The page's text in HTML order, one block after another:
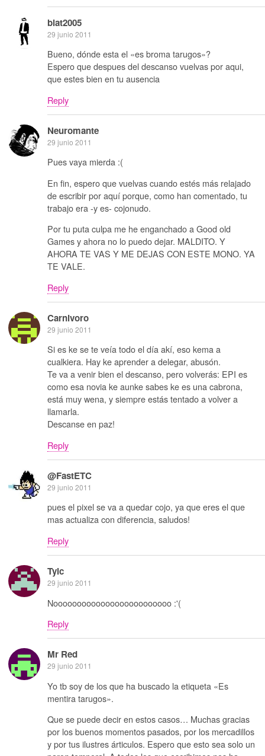
blat2005
29 junio 2011
Bueno, dónde esta el «es broma tarugos»?
Espero que despues del descanso vuelvas por aqui,
que estes bien en tu ausencia
Reply
Neuromante
29 junio 2011
Pues vaya mierda :(
En fin, espero que vuelvas cuando estés más relajado
de escribir por aquí porque, como han comentado, tu
trabajo era -y es- cojonudo.
Por tu puta culpa me he enganchado a Good old
Games y ahora no lo puedo dejar. MALDITO. Y
AHORA TE VAS Y ME DEJAS CON ESTE MONO. YA
TE VALE.
Reply
Carnivoro
29 junio 2011
Si es ke se te veía todo el día akí, eso kema a
cualkiera. Hay ke aprender a delegar, abusón.
Te va a venir bien el descanso, pero volverás: EPI es
como esa novia ke aunke sabes ke es una cabrona,
está muy wena, y siempre estás tentado a volver a
llamarla.
Descanse en paz!
Reply
@FastETC
29 junio 2011
pues el pixel se va a quedar cojo, ya que eres el que
mas actualiza con diferencia, saludos!
Reply
Tylc
29 junio 2011
Nooooooooooooooooooooooooo :'(
Reply
Mr Red
29 junio 2011
Yo tb soy de los que ha buscado la etiqueta «Es
mentira tarugos».
Que se puede decir en estos casos… Muchas gracias
por los buenos momentos pasados, por los mercadillos
y por tus ilustres árticulos. Espero que esto sea solo un